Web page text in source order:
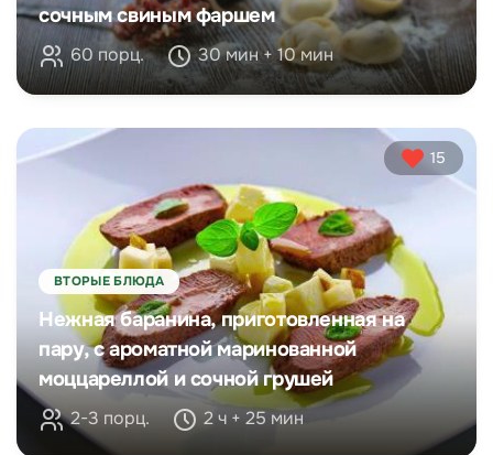
сочным свиным фаршем
60 порц. 30 мин + 10 мин
15
ВТОРЫЕ БЛЮДА
Нежная баранина, приготовленная на
пару, с ароматной маринованной
моццареллой и сочной грушей
2-3 порц. 2 ч + 25 мин